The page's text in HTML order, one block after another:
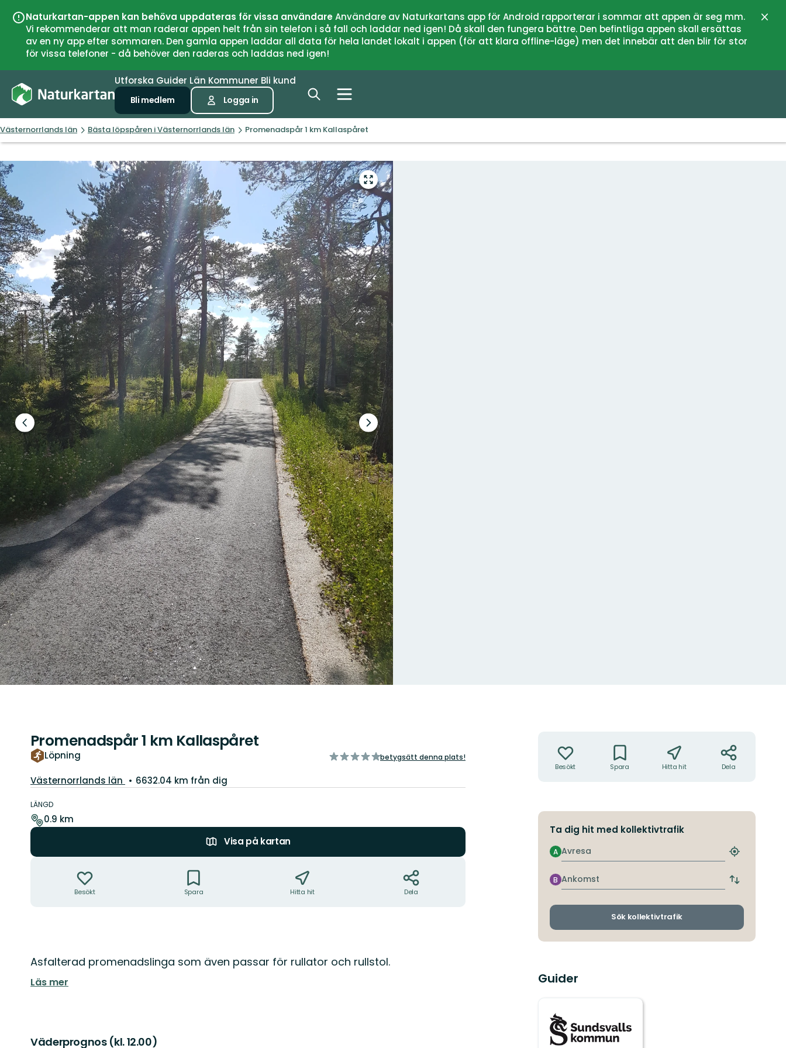
Naturkartan-appen kan behöva uppdateras för vissa användareAnvändare av Naturkartans app för Android rapporterar i sommar att appen är seg mm.
Vi rekommenderar att man raderar appen helt från sin telefon i så fall och laddar ned igen! Då skall den fungera bättre. Den befintliga appen skall ersättas
av en ny app efter sommaren. Den gamla appen laddar all data för hela landet lokalt i appen (för att klara offline-läge) men det innebär att den blir för stor
för vissa telefoner - då behöver den raderas och laddas ned igen!
Utforska Guider Län Kommuner Bli kund
Bli medlem Logga in
Västernorrlands län Bästa löpspåren i Västernorrlands län Promenadspår 1 km Kallaspåret
Gå
till
helskärmsläge
Föregående
bild
Nästa
bildspel
Promenadspår 1 km Kallaspåret
Löpning
av
betygsätt denna plats!
Län:
Västernorrlands län 6632.04 km från dig
om
leden
LÄNGD
0.9 km
Visa på kartan
Besökt Spara Hitta hit Dela
Beskrivning
Asfalterad promenadslinga som även passar för rullator och rullstol.
Läs mer
Väderprognos (kl. 12.00)
Besökt Spara Hitta hit Dela
Ta dig hit med kollektivtrafik
Avresa
A
Hitta
hållplats
Ankomst
B
Byt
och
Sök kollektivtrafik
Guider